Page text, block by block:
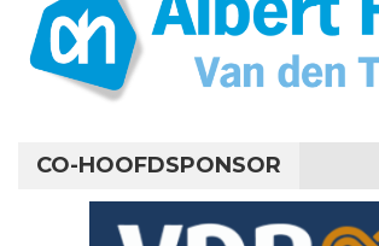
CO-HOOFDSPONSOR